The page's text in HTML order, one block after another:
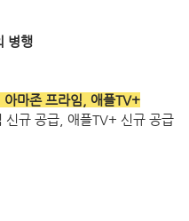
병행
마존 프라임, 애플TV+
신규 공급, 애플TV+ 신규 공급